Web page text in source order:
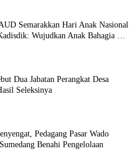
Semarakkan Hari Anak Nasional
Wujudkan Anak Bahagia dan
Dua Jabatan Perangkat Desa
Seleksinya
Pedagang Pasar Wado
Benahi Pengelolaan